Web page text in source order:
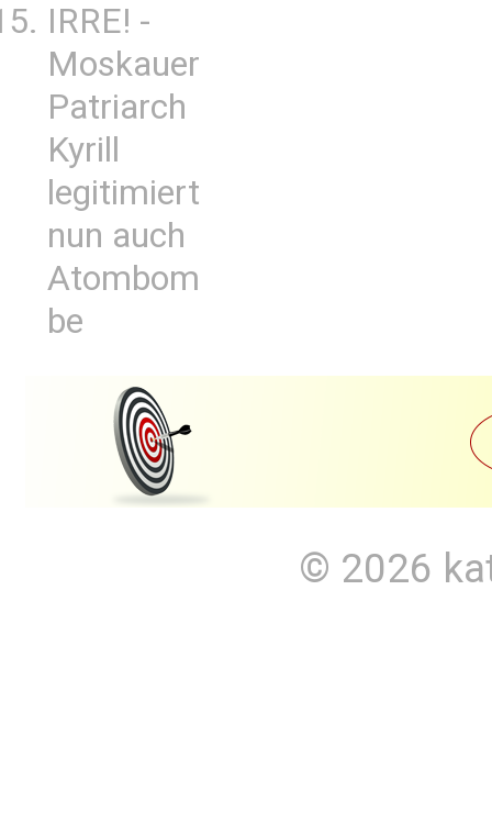
IRRE! -
Moskauer
Patriarch
Kyrill
legitimiert
nun auch
Atombom
be
© 2026